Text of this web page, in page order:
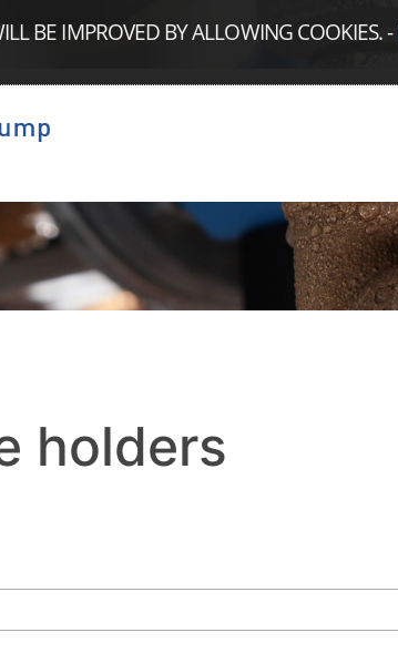
BE IMPROVED BY ALLOWING COOKIES.-
holders